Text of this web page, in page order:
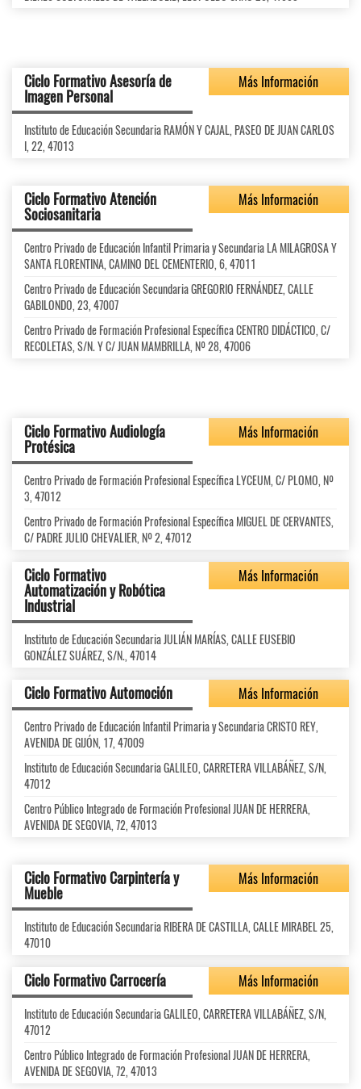
Ciclo Formativo Asesoría de
Imagen Personal
Más Información
Instituto de Educación Secundaria RAMÓN Y CAJAL, PASEO DE JUAN CARLOS
I, 22, 47013
Ciclo Formativo Atención
Sociosanitaria
Más Información
Centro Privado de Educación Infantil Primaria y Secundaria LA MILAGROSA Y
SANTA FLORENTINA, CAMINO DEL CEMENTERIO, 6, 47011
Centro Privado de Educación Secundaria GREGORIO FERNÁNDEZ, CALLE
GABILONDO, 23, 47007
Centro Privado de Formación Profesional Específica CENTRO DIDÁCTICO, C/
RECOLETAS, S/N. Y C/ JUAN MAMBRILLA, Nº 28, 47006
Ciclo Formativo Audiología
Protésica
Más Información
Centro Privado de Formación Profesional Específica LYCEUM, C/ PLOMO, Nº
3, 47012
Centro Privado de Formación Profesional Específica MIGUEL DE CERVANTES,
C/ PADRE JULIO CHEVALIER, Nº 2, 47012
Ciclo Formativo
Automatización y Robótica
Industrial
Más Información
Instituto de Educación Secundaria JULIÁN MARÍAS, CALLE EUSEBIO
GONZÁLEZ SUÁREZ, S/N., 47014
Ciclo Formativo Automoción Más Información
Centro Privado de Educación Infantil Primaria y Secundaria CRISTO REY,
AVENIDA DE GIJÓN, 17, 47009
Instituto de Educación Secundaria GALILEO, CARRETERA VILLABÁÑEZ, S/N,
47012
Centro Público Integrado de Formación Profesional JUAN DE HERRERA,
AVENIDA DE SEGOVIA, 72, 47013
Ciclo Formativo Carpintería y
Mueble
Más Información
Instituto de Educación Secundaria RIBERA DE CASTILLA, CALLE MIRABEL 25,
47010
Ciclo Formativo Carrocería Más Información
Instituto de Educación Secundaria GALILEO, CARRETERA VILLABÁÑEZ, S/N,
47012
Centro Público Integrado de Formación Profesional JUAN DE HERRERA,
AVENIDA DE SEGOVIA, 72, 47013